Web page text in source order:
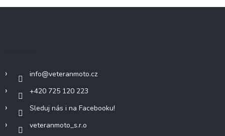
info@veteranmoto.cz
+420 725 120 223
Sleduj nás i na Facebooku!
veteranmoto_s.r.o